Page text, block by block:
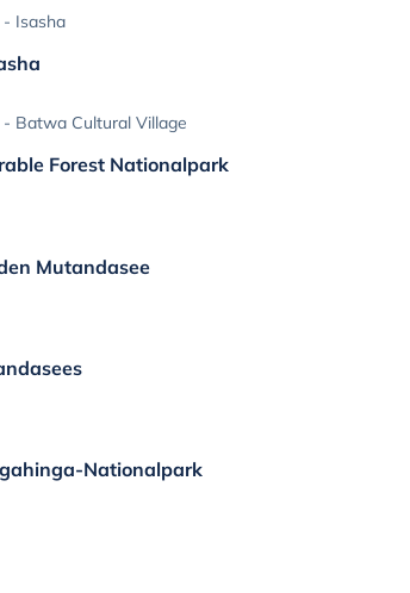
Isasha
Batwa Cultural Village
Forest Nationalpark
Mutandasee
Nationalpark